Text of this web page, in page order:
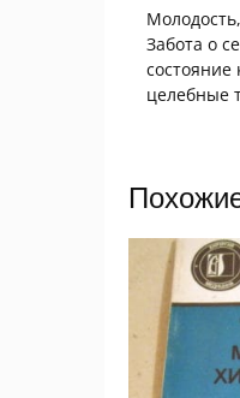
Забота о
состояние
целебные